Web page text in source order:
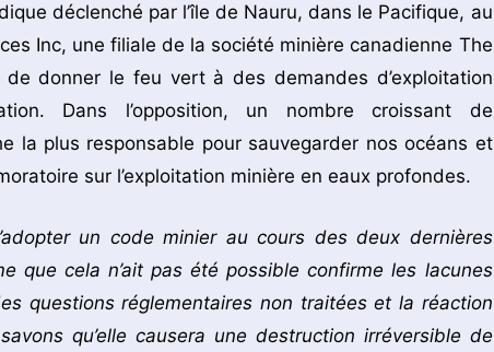
déclenché par l’île de Nauru, dans le Pacifique, au
Inc, une filiale de la société minière canadienne The
donner le feu vert à des demandes d’exploitation
Dans l’opposition, un nombre croissant de
la plus responsable pour sauvegarder nos océans et
sur l’exploitation minière en eaux profondes.
un code minier au cours des deux dernières
que cela n’ait pas été possible confirme les lacunes
questions réglementaires non traitées et la réaction
qu’elle causera une destruction irréversible de